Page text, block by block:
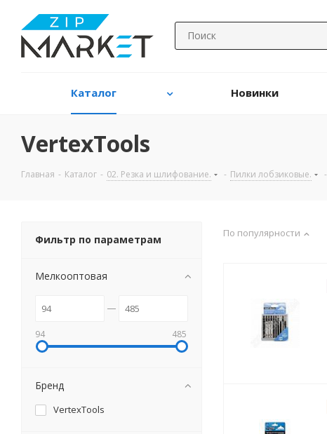
Каталог Новинки
VertexTools
Главная - Каталог - 02. Резка и шлифование. - Пилки лобзиковые. -
По популярности
Фильтр по параметрам
Мелкооптовая
94 485
Бренд
VertexTools